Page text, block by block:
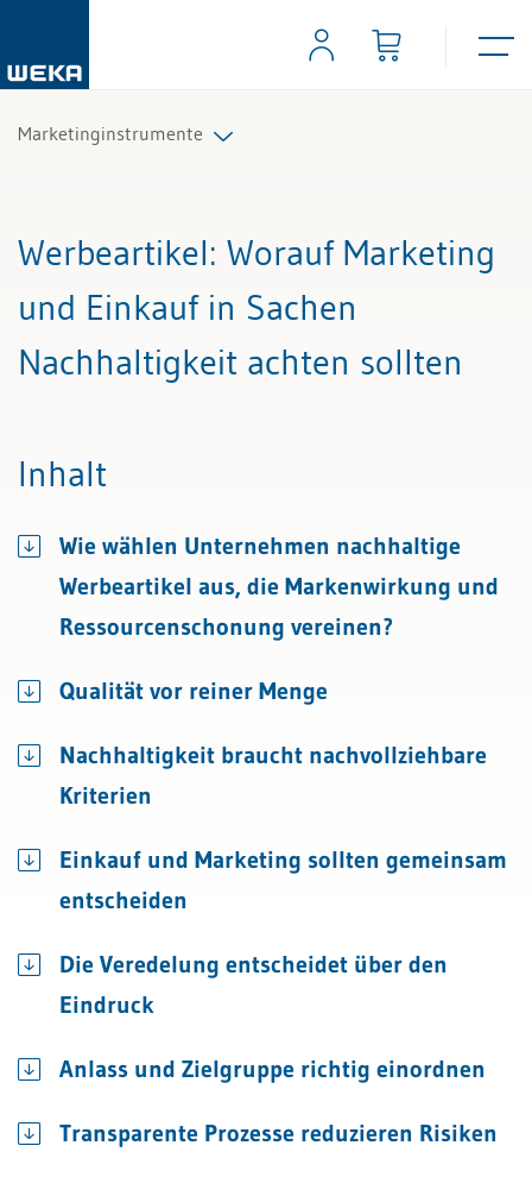
Marketinginstrumente
Alle Fachexperten
Werbeartikel: Worauf Marketing
und Einkauf in Sachen
Nachhaltigkeit achten sollten
Inhalt
Wie wählen Unternehmen nachhaltige
Werbeartikel aus, die Markenwirkung und
Ressourcenschonung vereinen?
Qualität vor reiner Menge
Nachhaltigkeit braucht nachvollziehbare
Kriterien
Einkauf und Marketing sollten gemeinsam
entscheiden
Die Veredelung entscheidet über den
Eindruck
Anlass und Zielgruppe richtig einordnen
Transparente Prozesse reduzieren Risiken